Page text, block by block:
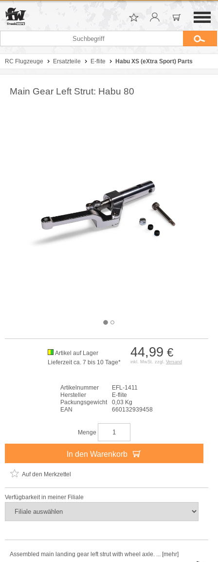
RC Flugzeuge Ersatzteile E-flite Habu XS (eXtra Sport) Parts
Main Gear Left Strut: Habu 80
44,99 €
inkl. MwSt. zzgl. Versand
Artikel auf Lager
Lieferzeit ca. 7 bis 10 Tage*
Artikelnummer
EFL-1411
Hersteller
E-flite
Packungsgewicht
0,03 Kg
EAN
660132939458
Menge
In den Warenkorb
Auf den Merkzettel
Verfügbarkeit in meiner Filiale
Assembled main landing gear left strut with wheel axle. ... [mehr]